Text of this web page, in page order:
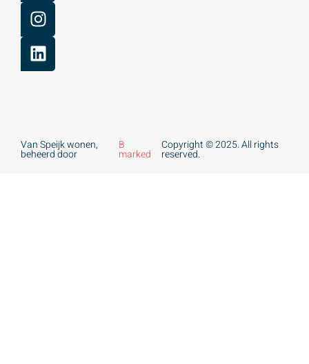
Van Speijk wonen,
beheerd door
B
marked
Copyright © 2025. All rights
reserved.